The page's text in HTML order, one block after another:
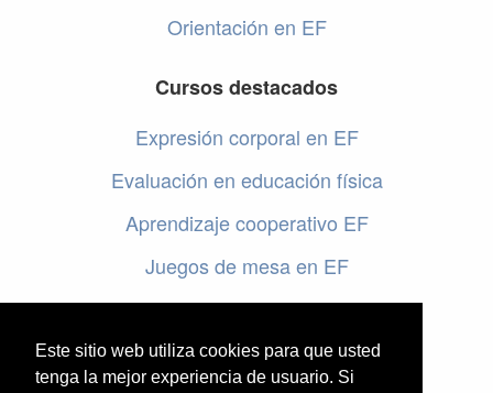
Este sitio web utiliza cookies para que usted
tenga la mejor experiencia de usuario. Si
Orientación en EF
Cursos destacados
Expresión corporal en EF
Evaluación en educación física
Aprendizaje cooperativo EF
Juegos de mesa en EF
Programar en EF
Cursos online de educación física